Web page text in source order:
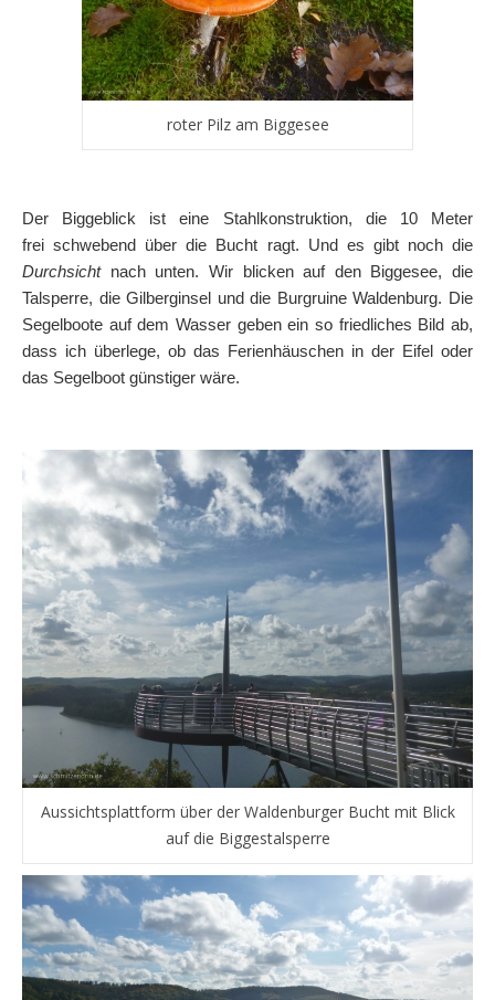
roter Pilz am Biggesee
Der Biggeblick ist eine Stahlkonstruktion, die 10 Meter
frei schwebend über die Bucht ragt. Und es gibt noch die
Durchsichtnach unten. Wir blicken auf den Biggesee, die
Talsperre, die Gilberginsel und die Burgruine Waldenburg. Die
Segelboote auf dem Wasser geben ein so friedliches Bild ab,
dass ich überlege, ob das Ferienhäuschen in der Eifel oder
das Segelboot günstiger wäre.
Aussichtsplattform über der Waldenburger Bucht mit Blick
auf die Biggestalsperre